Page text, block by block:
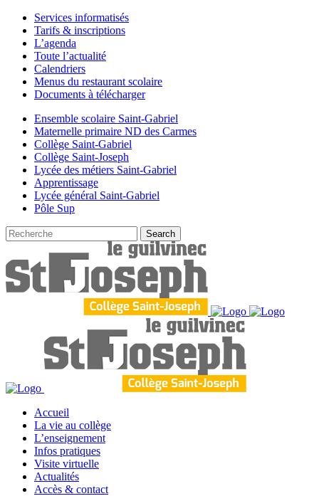
Services informatisés
Tarifs & inscriptions
L’agenda
Toute l’actualité
Calendriers
Menus du restaurant scolaire
Documents à télécharger
Ensemble scolaire Saint-Gabriel
Maternelle primaire ND des Carmes
Collège Saint-Gabriel
Collège Saint-Joseph
Lycée des métiers Saint-Gabriel
Apprentissage
Lycée général Saint-Gabriel
Pôle Sup
Accueil
La vie au collège
L’enseignement
Infos pratiques
Visite virtuelle
Actualités
Accès & contact